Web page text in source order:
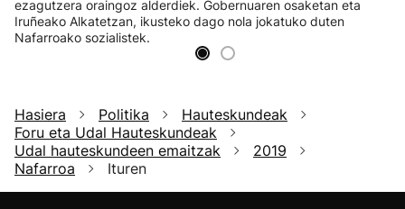
ezagutzera oraingoz alderdiek. Gobernuaren osaketan eta
Iruñeako Alkatetzan, ikusteko dago nola jokatuko duten
Nafarroako sozialistek.
Hasiera Politika
Hauteskundeak
Foru eta Udal Hauteskundeak
Udal hauteskundeen emaitzak
2019
Nafarroa
Ituren